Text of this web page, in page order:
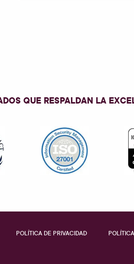
QUE RESPALDAN LA
POLÍTICA DE PRIVACIDAD